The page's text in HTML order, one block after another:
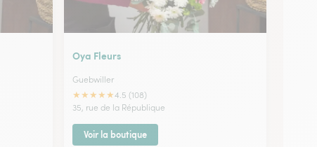
Oya Fleurs
Guebwiller
★★★★★4.5 (108)
35, rue de la République
Voir la boutique